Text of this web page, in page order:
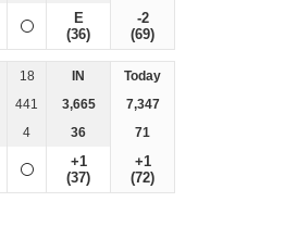
E
(36)
-2
(69)
18 IN
Today
441 3,665
7,347
4 36 71
+1
(37)
+1
(72)